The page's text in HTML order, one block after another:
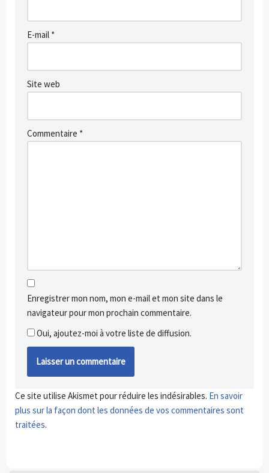
E-mail *
Site web
Commentaire *
Enregistrer mon nom, mon e-mail et mon site dans le
navigateur pour mon prochain commentaire.
Oui, ajoutez-moi à votre liste de diffusion.
Ce site utilise Akismet pour réduire les indésirables. En savoir
plus sur la façon dont les données de vos commentaires sont
traitées.